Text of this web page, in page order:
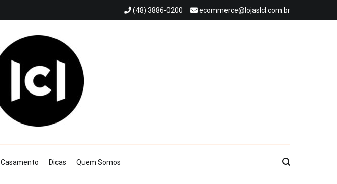
(48) 3886-0200 ecommerce@lojaslcl.com.br
Casamento Dicas Quem Somos